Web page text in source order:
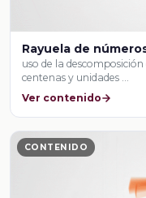
Rayuela de
uso de la
centenas y unidades …
Ver contenido
CONTENIDO